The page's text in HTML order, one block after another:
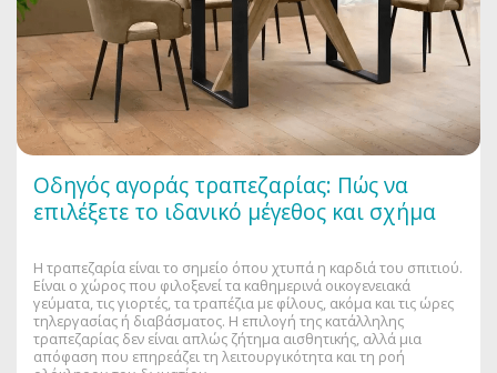
Οδηγός αγοράς τραπεζαρίας: Πώς να
επιλέξετε το ιδανικό μέγεθος και σχήμα
Η τραπεζαρία είναι το σημείο όπου χτυπά η καρδιά του σπιτιού.
Είναι ο χώρος που φιλοξενεί τα καθημερινά οικογενειακά
γεύματα, τις γιορτές, τα τραπέζια με φίλους, ακόμα και τις ώρες
τηλεργασίας ή διαβάσματος. Η επιλογή της κατάλληλης
τραπεζαρίας δεν είναι απλώς ζήτημα αισθητικής, αλλά μια
απόφαση που επηρεάζει τη λειτουργικότητα και τη ροή